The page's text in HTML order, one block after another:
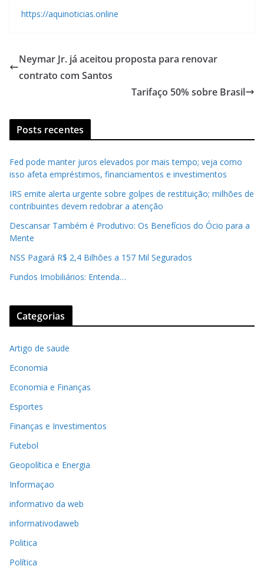
https://aquinoticias.online
Neymar Jr. já aceitou proposta para renovar
contrato com Santos
Tarifaço 50% sobre Brasil
Posts recentes
Fed pode manter juros elevados por mais tempo; veja como
isso afeta empréstimos, financiamentos e investimentos
IRS emite alerta urgente sobre golpes de restituição; milhões de
contribuintes devem redobrar a atenção
Descansar Também é Produtivo: Os Benefícios do Ócio para a
Mente
NSS Pagará R$ 2,4 Bilhões a 157 Mil Segurados
Fundos Imobiliários: Entenda…
Categorias
Artigo de saude
Economia
Economia e Finanças
Esportes
Finanças e Investimentos
Futebol
Geopolítica e Energia
Informaçao
informativo da web
informativodaweb
Politica
Política